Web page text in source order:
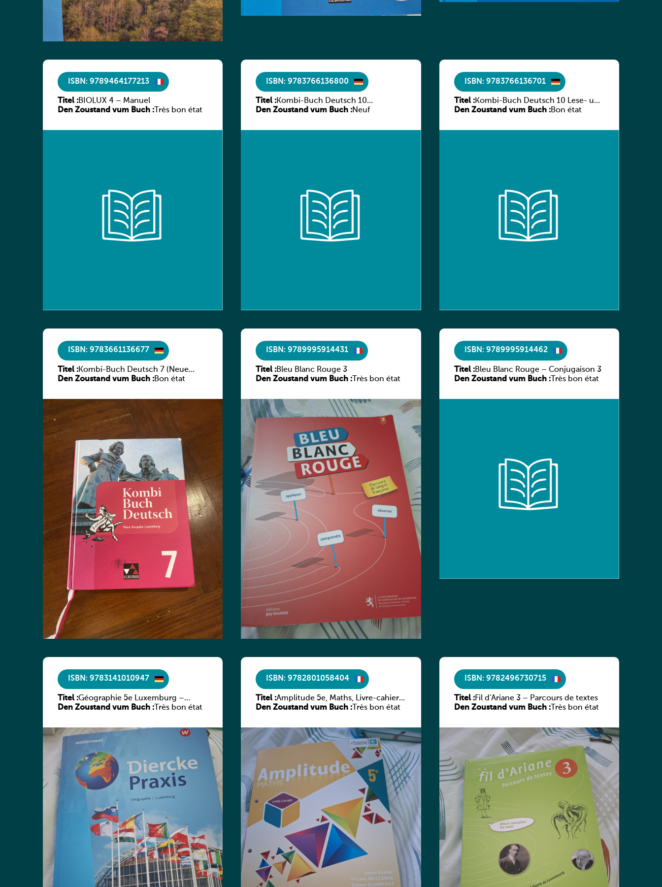
ISBN: 9789464177213
Titel :BIOLUX 4 – Manuel
Den Zoustand vum Buch : Très bon état
ISBN: 9783766136800
Titel :Kombi-Buch Deutsch 10
Arbeitsheft
Den Zoustand vum Buch :Neuf
ISBN: 9783766136701
Titel :Kombi-Buch Deutsch 10 Lese- und
Sprachbuch
Den Zoustand vum Buch :Bon état
ISBN: 9783661136677
Titel :Kombi-Buch Deutsch 7 (Neue
Ausgabe Luxemburg)
Den Zoustand vum Buch :Bon état
ISBN: 9789995914431
Titel :Bleu Blanc Rouge 3
Den Zoustand vum Buch : Très bon état
ISBN: 9789995914462
Titel :Bleu Blanc Rouge – Conjugaison 3
Den Zoustand vum Buch :Très bon état
ISBN: 9783141010947
Titel :Géographie 5e Luxemburg –
Diercke Praxis
Den Zoustand vum Buch : Très bon état
ISBN: 9782801058404
Titel :Amplitude 5e, Maths, Livre-cahier,
version luxembourgeoise
Den Zoustand vum Buch : Très bon état
ISBN: 9782496730715
Titel :Fil d’Ariane 3 – Parcours de textes
Den Zoustand vum Buch :Très bon état